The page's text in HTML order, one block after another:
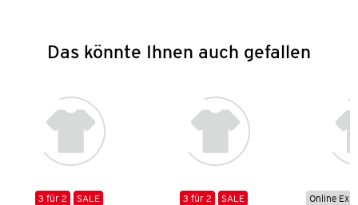
Das könnte Ihnen auch gefallen
3 für 2
SALE
3 für 2
SALE
Online